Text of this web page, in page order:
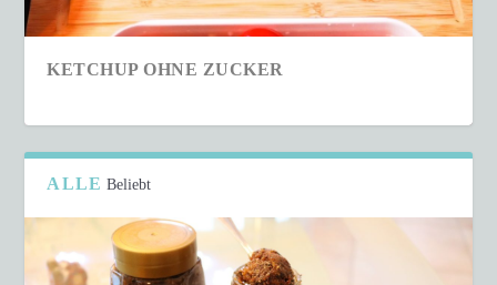
KETCHUP OHNE ZUCKER
ALLE Beliebt